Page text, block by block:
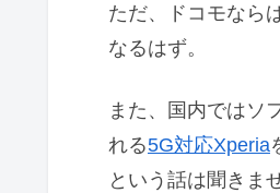
ただ、ドコモなら
なるはず。
また、国内ではソ
れる5G対応Xperia
という話は聞きま